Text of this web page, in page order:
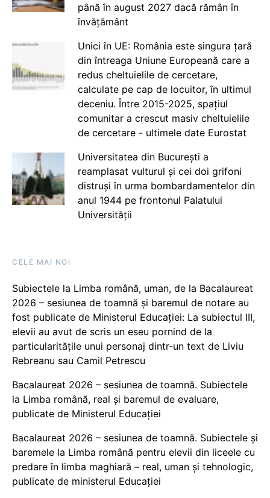
până în august 2027 dacă rămân în
învățământ
Unici în UE: România este singura țară
din întreaga Uniune Europeană care a
redus cheltuielile de cercetare,
calculate pe cap de locuitor, în ultimul
deceniu. Între 2015-2025, spațiul
comunitar a crescut masiv cheltuielile
de cercetare - ultimele date Eurostat
Universitatea din București a
reamplasat vulturul și cei doi grifoni
distruși în urma bombardamentelor din
anul 1944 pe frontonul Palatului
Universității
CELE MAI NOI
Subiectele la Limba română, uman, de la Bacalaureat
2026 – sesiunea de toamnă și baremul de notare au
fost publicate de Ministerul Educației: La subiectul III,
elevii au avut de scris un eseu pornind de la
particularitățile unui personaj dintr-un text de Liviu
Rebreanu sau Camil Petrescu
Bacalaureat 2026 – sesiunea de toamnă. Subiectele
la Limba română, real și baremul de evaluare,
publicate de Ministerul Educației
Bacalaureat 2026 – sesiunea de toamnă. Subiectele și
baremele la Limba română pentru elevii din liceele cu
predare în limba maghiară – real, uman și tehnologic,
publicate de ministerul Educației